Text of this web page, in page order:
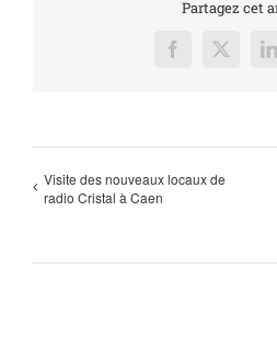
Partagez cet
Facebook
X
Visite des nouveaux locaux de
radio Cristal à Caen